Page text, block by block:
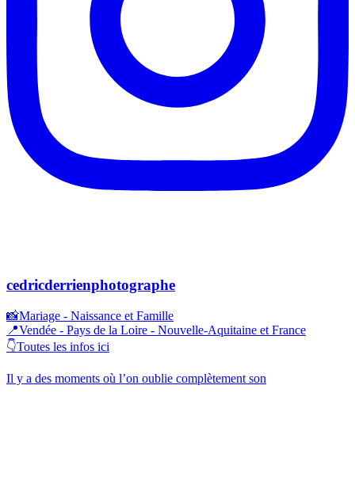
cedricderrienphotographe
📸Mariage - Naissance et Famille
📍Vendée - Pays de la Loire - Nouvelle-Aquitaine et France
👇Toutes les infos ici
Il y a des moments où l’on oublie complètement son